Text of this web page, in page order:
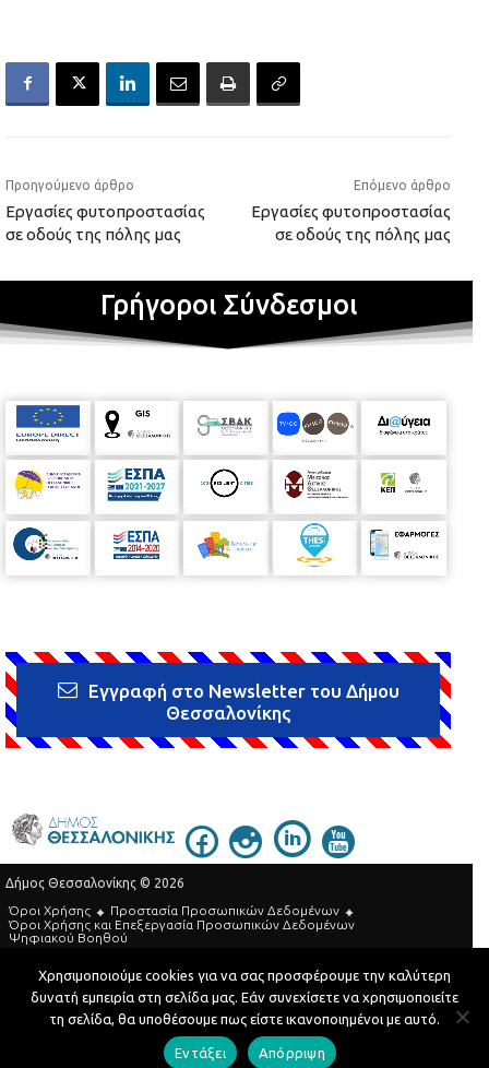
Προηγούμενο άρθρο
Εργασίες φυτοπροστασίας
σε οδούς της πόλης μας
Επόμενο άρθρο
Εργασίες φυτοπροστασίας
σε οδούς της πόλης μας
Γρήγοροι Σύνδεσμοι
Εγγραφή στο Newsletter του Δήμου
Θεσσαλονίκης
Δήμος Θεσσαλονίκης © 2026
Όροι Χρήσης
Προστασία Προσωπικών Δεδομένων
Όροι Xρήσης και Eπεξεργασία Προσωπικών Δεδομένων
Ψηφιακού Βοηθού
Τηλεφωνικός Κατάλογος
Developed by MyCompany Projects
Χρησιμοποιούμε cookies για να σας προσφέρουμε την καλύτερη
δυνατή εμπειρία στη σελίδα μας. Εάν συνεχίσετε να χρησιμοποιείτε
τη σελίδα, θα υποθέσουμε πως είστε ικανοποιημένοι με αυτό.
Εντάξει Απόρριψη